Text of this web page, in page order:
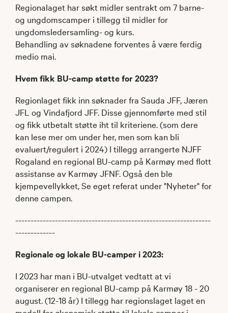
Regionalaget har søkt midler sentrakt om 7 barne-
og ungdomscamper i tillegg til midler for
ungdomsledersamling- og kurs.
Behandling av søknadene forventes å være ferdig
medio mai.
Hvem fikk BU-camp støtte for 2023?
Regionlaget fikk inn søknader fra Sauda JFF, Jæren
JFL og Vindafjord JFF. Disse gjennomførte med stil
og fikk utbetalt støtte iht til kriteriene. (som dere
kan lese mer om under her, men som kan bli
evaluert/regulert i 2024) I tillegg arrangerte NJFF
Rogaland en regional BU-camp på Karmøy med flott
assistanse av Karmøy JFNF. Også den ble
kjempevellykket, Se eget referat under "Nyheter" for
denne campen.
----------------------------------------------------------------
-------------
Regionale og lokale BU-camper i 2023:
I 2023 har man i BU-utvalget vedtatt at vi
organiserer en regional BU-camp på Karmøy 18 - 20
august. (12-18 år) I tillegg har regionslaget laget en